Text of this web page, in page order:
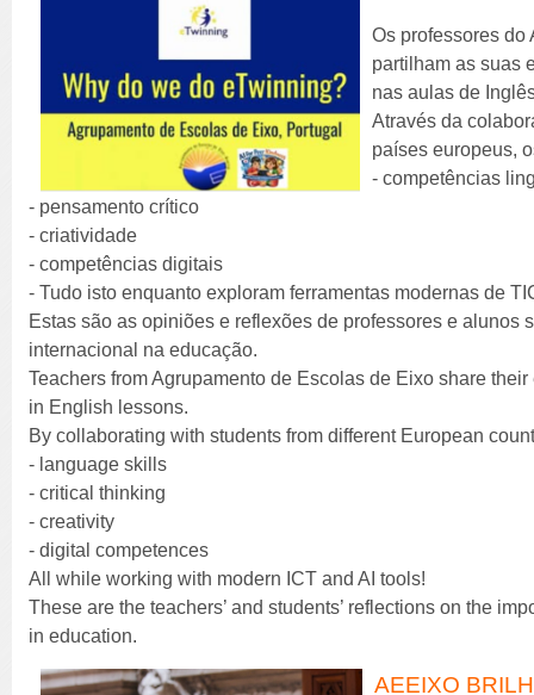
Os professores do
partilham as suas
nas aulas de
Através da
países europeus,
- competências
- pensamento crítico
- criatividade
- competências digitais
- Tudo isto enquanto exploram ferramentas modernas de
Estas são as opiniões e reflexões de professores e alunos
internacional na educação.
Teachers from Agrupamento de Escolas de Eixo share
in English lessons.
By collaborating with students from different European
- language skills
- critical thinking
- creativity
- digital competences
All while working with modern ICT and AI tools!
These are the teachers’ and students’ reflections on the
in education.
AEEIXO